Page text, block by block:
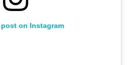
on Instagram